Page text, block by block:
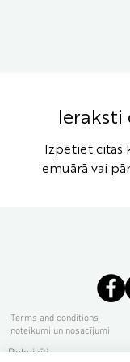
Ieraksti
Izpētiet citas
emuārā vai
Terms and conditions
noteikumi un nosacījumi
Rekvizīti